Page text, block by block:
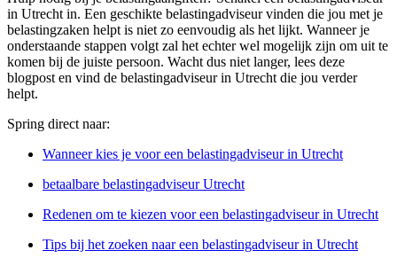
in Utrecht in. Een geschikte belastingadviseur vinden die jou met je
belastingzaken helpt is niet zo eenvoudig als het lijkt. Wanneer je
onderstaande stappen volgt zal het echter wel mogelijk zijn om uit te
komen bij de juiste persoon. Wacht dus niet langer, lees deze
blogpost en vind de belastingadviseur in Utrecht die jou verder
helpt.
Spring direct naar:
Wanneer kies je voor een belastingadviseur in Utrecht
betaalbare belastingadviseur Utrecht
Redenen om te kiezen voor een belastingadviseur in Utrecht
Tips bij het zoeken naar een belastingadviseur in Utrecht